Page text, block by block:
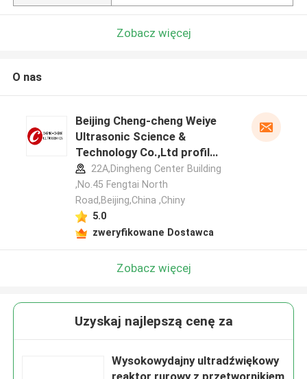
Zobacz więcej
O nas
Beijing Cheng-cheng Weiye
Ultrasonic Science &
Technology Co.,Ltd profil
producenta
22A,Dingheng Center Building
,No.45 Fengtai North
Road,Beijing,China ,Chiny
5.0
zweryfikowane Dostawca
Zobacz więcej
Uzyskaj najlepszą cenę za
Wysokowydajny ultradźwiękowy